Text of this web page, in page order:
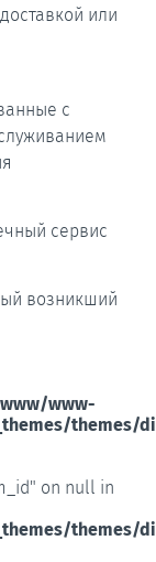
или
с
сервис
возникший
www-
themes/
on null in
themes/